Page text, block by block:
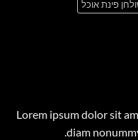
פינת אוכל
Lorem ipsum dolor sit
diam